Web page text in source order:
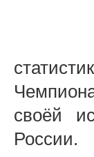
своёй
России.